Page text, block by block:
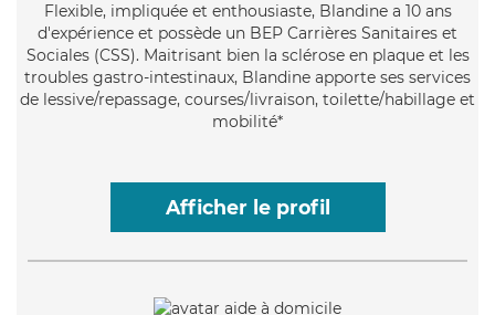
Flexible, impliquée et enthousiaste, Blandine a 10 ans
d'expérience et possède un BEP Carrières Sanitaires et
Sociales (CSS). Maitrisant bien la sclérose en plaque et les
troubles gastro-intestinaux, Blandine apporte ses services
de lessive/repassage, courses/livraison, toilette/habillage et
mobilité*
Afficher le profil